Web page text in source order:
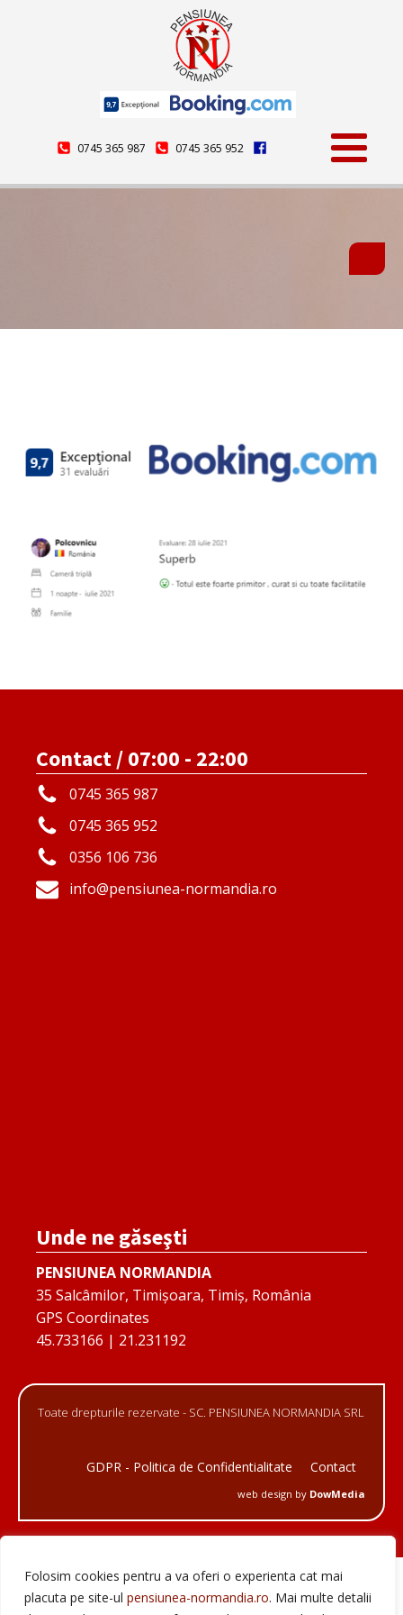
Folosim cookies pentru a va oferi o experienta cat mai
placuta pe site-ul pensiunea-normandia.ro. Mai multe detalii
0745 365 987 0745 365 952
Contact / 07:00 - 22:00
0745 365 987
0745 365 952
0356 106 736
info@pensiunea-normandia.ro
Unde ne găseşti
PENSIUNEA NORMANDIA
35 Salcâmilor, Timișoara, Timiș, România
GPS Coordinates
45.733166 | 21.231192
Toate drepturile rezervate - SC. PENSIUNEA NORMANDIA SRL
GDPR - Politica de Confidentialitate Contact
web design by DowMedia